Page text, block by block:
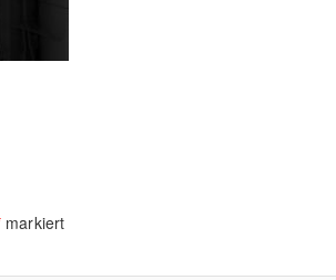
markiert